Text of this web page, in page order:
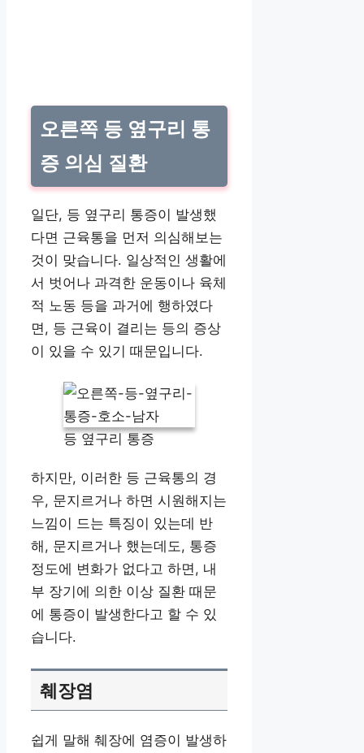
오른쪽 등 옆구리 통
증 의심 질환
일단, 등 옆구리 통증이 발생했
다면 근육통을 먼저 의심해보는
것이 맞습니다. 일상적인 생활에
서 벗어나 과격한 운동이나 육체
적 노동 등을 과거에 행하였다
면, 등 근육이 결리는 등의 증상
이 있을 수 있기 때문입니다.
등 옆구리 통증
하지만, 이러한 등 근육통의 경
우, 문지르거나 하면 시원해지는
느낌이 드는 특징이 있는데 반
해, 문지르거나 했는데도, 통증
정도에 변화가 없다고 하면, 내
부 장기에 의한 이상 질환 때문
에 통증이 발생한다고 할 수 있
습니다.
췌장염
쉽게 말해 췌장에 염증이 발생하